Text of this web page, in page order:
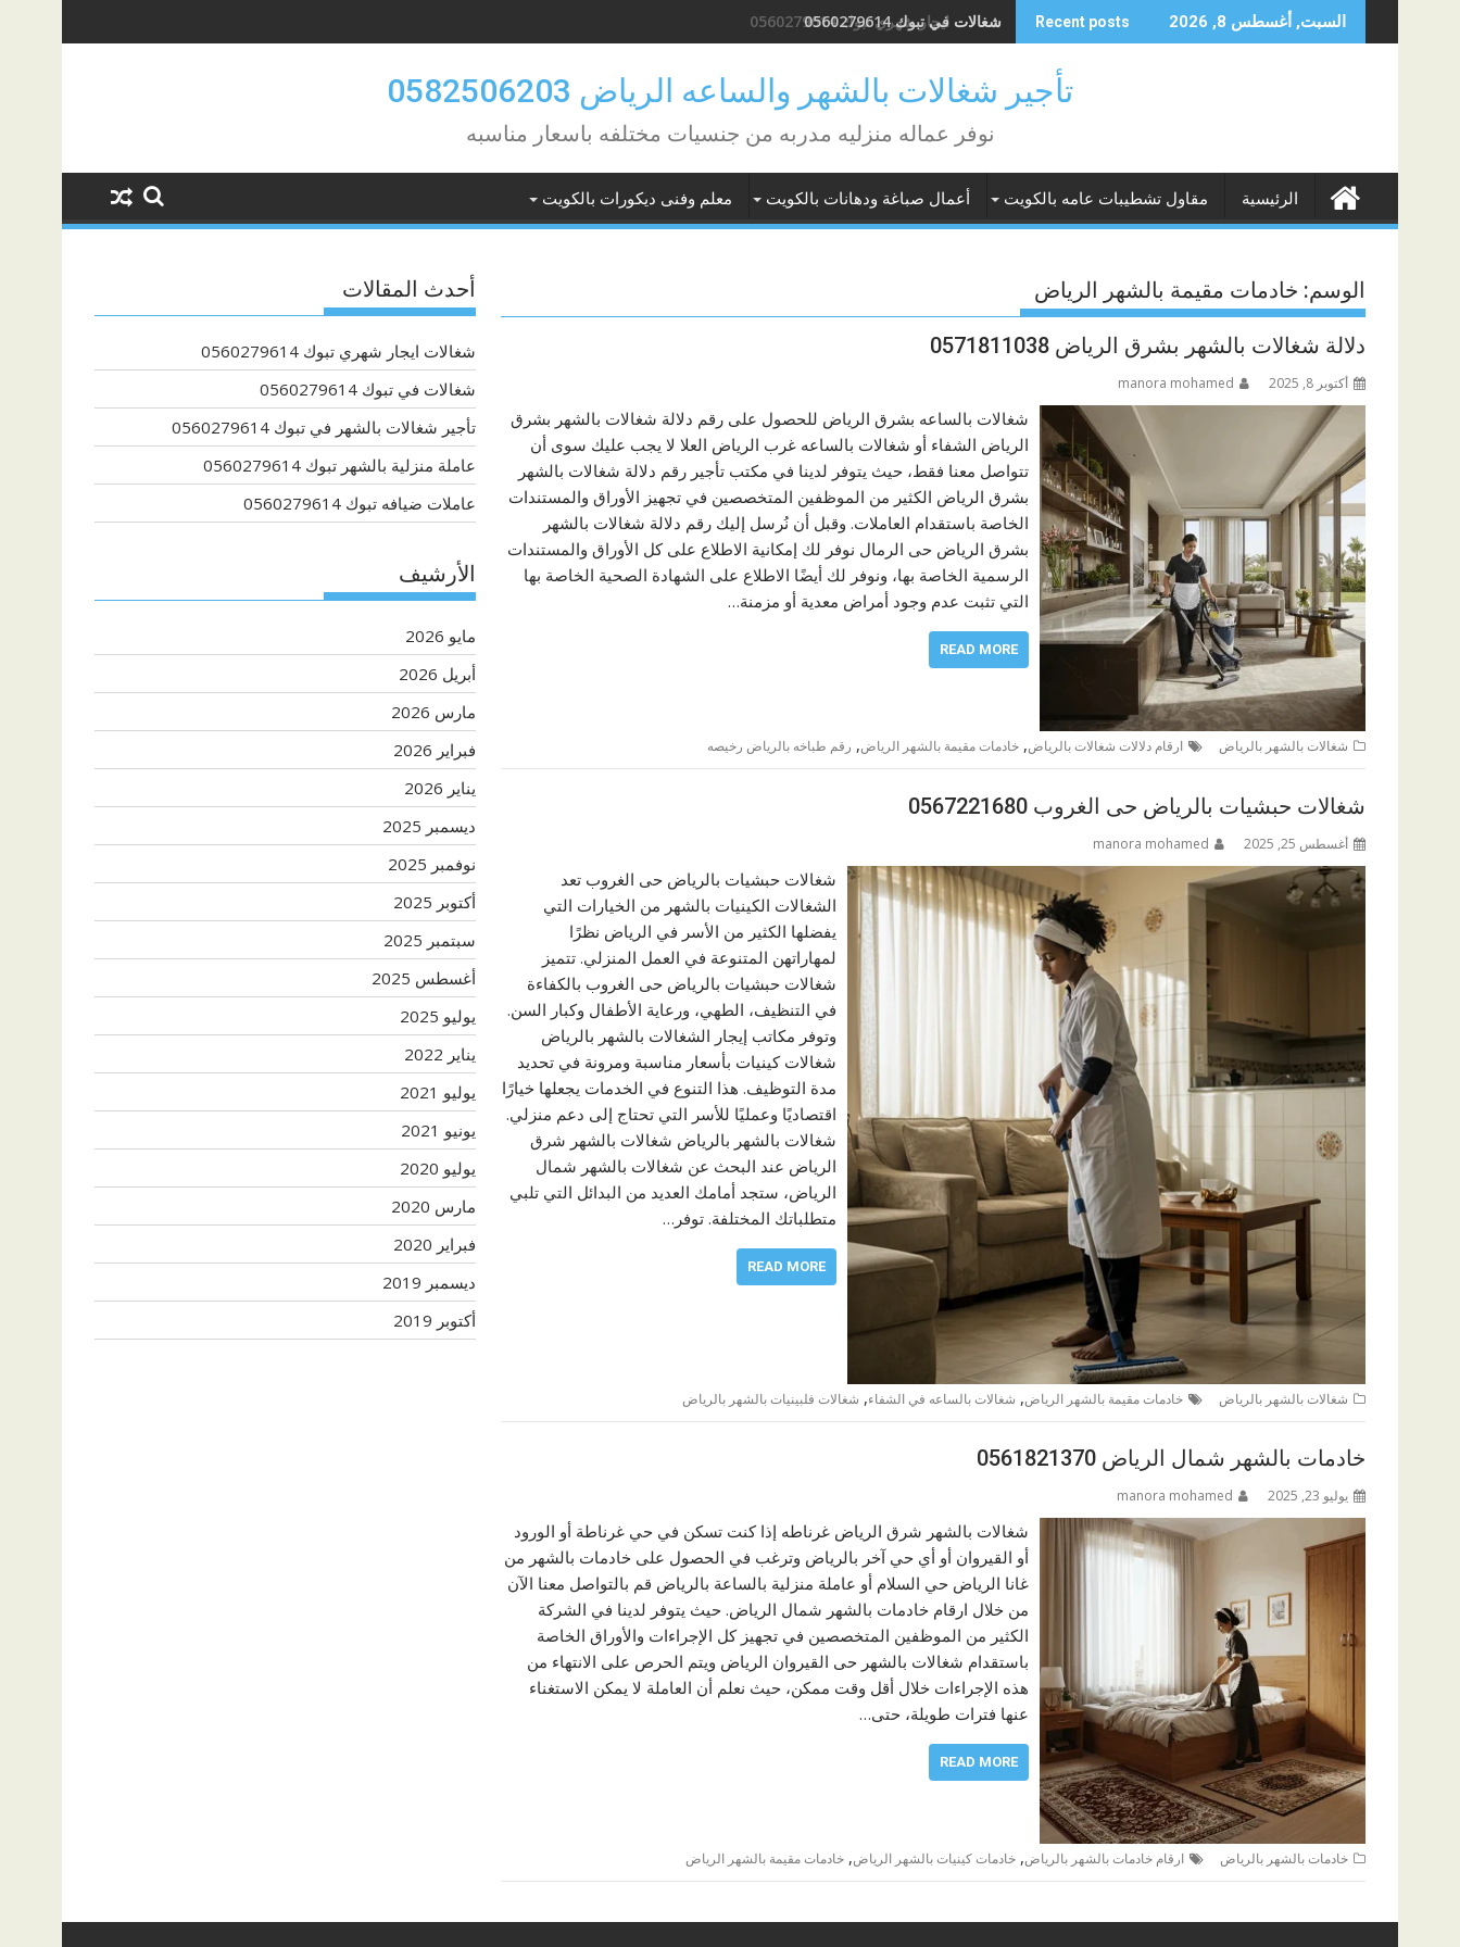
to
السبت, أغسطس 8, 2026 Recent posts شغالات في تبوك 0560279614
تأجير شغالات بالشهر والساعه الرياض 0582506203
نوفر عماله منزليه مدربه من جنسيات مختلفه باسعار مناسبه
الرئيسية مقاول تشطيبات عامه بالكويت أعمال صباغة ودهانات بالكويت معلم وفنى ديكورات بالكويت
الوسم: خادمات مقيمة بالشهر الرياض
دلالة شغالات بالشهر بشرق الرياض 0571811038
أكتوبر 8, 2025 manora mohamed
شغالات بالساعه بشرق الرياض للحصول على رقم دلالة شغالات بالشهر بشرق
الرياض الشفاء أو شغالات بالساعه غرب الرياض العلا لا يجب عليك سوى أن
تتواصل معنا فقط، حيث يتوفر لدينا في مكتب تأجير رقم دلالة شغالات بالشهر
بشرق الرياض الكثير من الموظفين المتخصصين في تجهيز الأوراق والمستندات
الخاصة باستقدام العاملات. وقبل أن نُرسل إليك رقم دلالة شغالات بالشهر
بشرق الرياض حى الرمال نوفر لك إمكانية الاطلاع على كل الأوراق والمستندات
الرسمية الخاصة بها، ونوفر لك أيضًا الاطلاع على الشهادة الصحية الخاصة بها
التي تثبت عدم وجود أمراض معدية أو مزمنة…
READ MORE
شغالات بالشهر بالرياض ارقام دلالات شغالات بالرياض, خادمات مقيمة بالشهر الرياض, رقم طباخه بالرياض رخيصه
شغالات حبشيات بالرياض حى الغروب 0567221680
أغسطس 25, 2025 manora mohamed
شغالات حبشيات بالرياض حى الغروب تعد
الشغالات الكينيات بالشهر من الخيارات التي
يفضلها الكثير من الأسر في الرياض نظرًا
لمهاراتهن المتنوعة في العمل المنزلي. تتميز
شغالات حبشيات بالرياض حى الغروب بالكفاءة
في التنظيف، الطهي، ورعاية الأطفال وكبار السن.
وتوفر مكاتب إيجار الشغالات بالشهر بالرياض
شغالات كينيات بأسعار مناسبة ومرونة في تحديد
مدة التوظيف. هذا التنوع في الخدمات يجعلها خيارًا
اقتصاديًا وعمليًا للأسر التي تحتاج إلى دعم منزلي.
شغالات بالشهر بالرياض شغالات بالشهر شرق
الرياض عند البحث عن شغالات بالشهر شمال
الرياض، ستجد أمامك العديد من البدائل التي تلبي
متطلباتك المختلفة. توفر…
READ MORE
شغالات بالشهر بالرياض خادمات مقيمة بالشهر الرياض, شغالات بالساعه في الشفاء, شغالات فلبينيات بالشهر بالرياض
خادمات بالشهر شمال الرياض 0561821370
يوليو 23, 2025 manora mohamed
شغالات بالشهر شرق الرياض غرناطه إذا كنت تسكن في حي غرناطة أو الورود
أو القيروان أو أي حي آخر بالرياض وترغب في الحصول على خادمات بالشهر من
غانا الرياض حي السلام أو عاملة منزلية بالساعة بالرياض قم بالتواصل معنا الآن
من خلال ارقام خادمات بالشهر شمال الرياض. حيث يتوفر لدينا في الشركة
الكثير من الموظفين المتخصصين في تجهيز كل الإجراءات والأوراق الخاصة
باستقدام شغالات بالشهر حى القيروان الرياض ويتم الحرص على الانتهاء من
هذه الإجراءات خلال أقل وقت ممكن، حيث نعلم أن العاملة لا يمكن الاستغناء
عنها فترات طويلة، حتى…
READ MORE
خادمات بالشهر بالرياض ارقام خادمات بالشهر بالرياض, خادمات كينيات بالشهر الرياض, خادمات مقيمة بالشهر الرياض
أحدث المقالات
شغالات ايجار شهري تبوك 0560279614
شغالات في تبوك 0560279614
تأجير شغالات بالشهر في تبوك 0560279614
عاملة منزلية بالشهر تبوك 0560279614
عاملات ضيافه تبوك 0560279614
الأرشيف
مايو 2026
أبريل 2026
مارس 2026
فبراير 2026
يناير 2026
ديسمبر 2025
نوفمبر 2025
أكتوبر 2025
سبتمبر 2025
أغسطس 2025
يوليو 2025
يناير 2022
يوليو 2021
يونيو 2021
يوليو 2020
مارس 2020
فبراير 2020
ديسمبر 2019
أكتوبر 2019